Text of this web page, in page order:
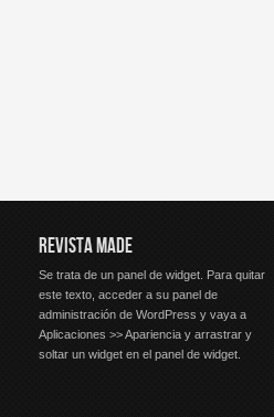
REVISTA MADE
Se trata de un panel de widget. Para quitar
este texto, acceder a su panel de
administración de WordPress y vaya a
Aplicaciones >> Apariencia y arrastrar y
soltar un widget en el panel de widget.